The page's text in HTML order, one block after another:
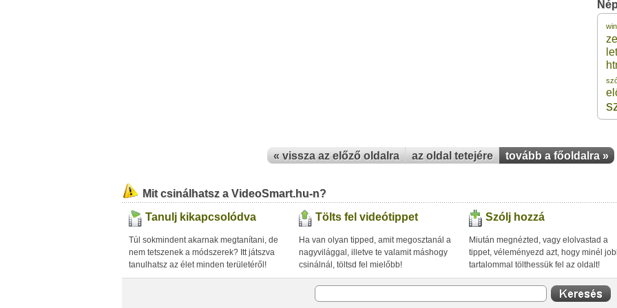
« vissza az előző oldalra az oldal tetejére tovább a főoldalra »
Mit csinálhatsz a VideoSmart.hu-n?
Tanulj kikapcsolódva
Túl sokmindent akarnak megtanítani, de
nem tetszenek a módszerek? Itt játszva
tanulhatsz az élet minden területéről!
Tölts fel videótippet
Ha van olyan tipped, amit megosztanál a
nagyvilággal, illetve te valamit máshogy
csinálnál, töltsd fel mielőbb!
Szólj hozzá
Miután megnézted, vagy elolvastad a
tippet, véleményezd azt, hogy minél
tartalommal tölthessük fel az oldalt!